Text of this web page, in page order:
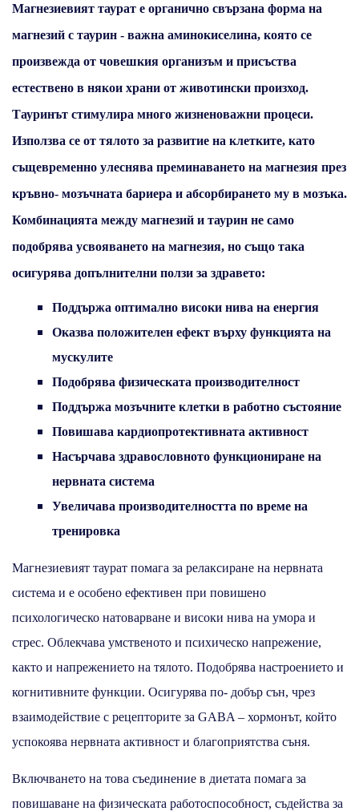
Магнезиевият таурат е органично свързана форма на
магнезий с таурин - важна аминокиселина, която се
произвежда от човешкия организъм и присъства
естествено в някои храни от животински произход.
Тауринът стимулира много жизненоважни процеси.
Използва се от тялото за развитие на клетките, като
същевременно улеснява преминаването на магнезия през
кръвно- мозъчната бариера и абсорбирането му в мозъка.
Комбинацията между магнезий и таурин не само
подобрява усвояването на магнезия, но също така
осигурява допълнителни ползи за здравето:
Поддържа оптимално високи нива на енергия
Оказва положителен ефект върху функцията на
мускулите
Подобрява физическата производителност
Поддържа мозъчните клетки в работно състояние
Повишава кардиопротективната активност
Насърчава здравословното функциониране на
нервната система
Увеличава производителността по време на
тренировка
Магнезиевият таурат помага за релаксиране на нервната
система и е особено ефективен при повишено
психологическо натоварване и високи нива на умора и
стрес. Облекчава умственото и психическо напрежение,
както и напрежението на тялото. Подобрява настроението и
когнитивните функции. Осигурява по- добър сън, чрез
взаимодействие с рецепторите за GABA – хормонът, който
успокоява нервната активност и благоприятства съня.
Включването на това съединение в диетата помага за
повишаване на физическата работоспособност, съдейства за